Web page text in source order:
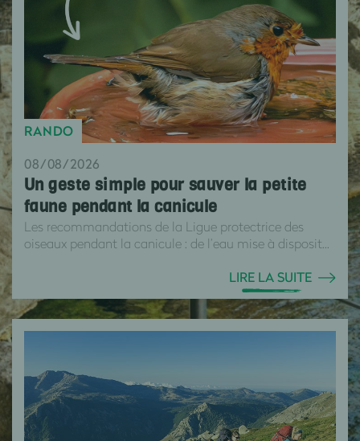
RANDO
08/08/2026
Un geste simple pour sauver la petite
faune pendant la canicule
Les recommandations de la Ligue protectrice des
oiseaux pendant la canicule : de l’eau mise à disposit...
LIRE LA SUITE